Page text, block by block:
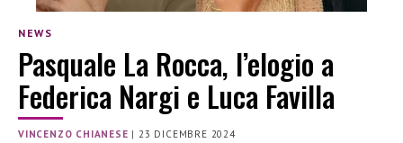
NEWS
Pasquale La Rocca, l’elogio a
Federica Nargi e Luca Favilla
VINCENZO CHIANESE |23 DICEMBRE 2024